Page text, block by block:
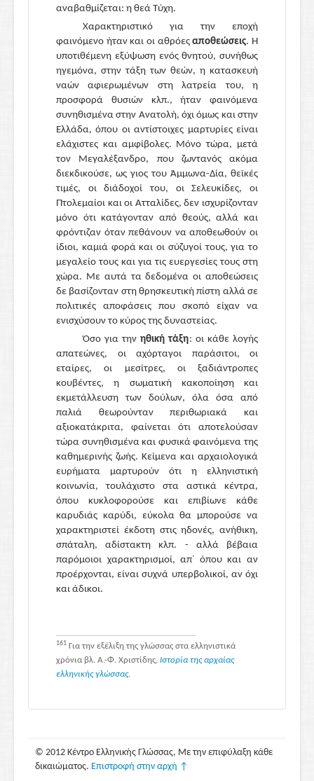
αναβαθμίζεται: η θεά Τύχη.
Χαρακτηριστικό για την εποχή
φαινόμενο ήταν και οι αθρόεςαποθεώσεις. Η
υποτιθέμενη εξύψωση ενός θνητού, συνήθως
ηγεμόνα, στην τάξη των θεών, η κατασκευή
ναών αφιερωμένων στη λατρεία του, η
προσφορά θυσιών κλπ., ήταν φαινόμενα
συνηθισμένα στην Ανατολή, όχι όμως και στην
Ελλάδα, όπου οι αντίστοιχες μαρτυρίες είναι
ελάχιστες και αμφίβολες. Μόνο τώρα, μετά
τον Μεγαλέξανδρο, που ζωντανός ακόμα
διεκδικούσε, ως γιος του Άμμωνα-Δία, θεϊκές
τιμές, οι διάδοχοί του, οι Σελευκίδες, οι
Πτολεμαίοι και οι Ατταλίδες, δεν ισχυρίζονταν
μόνο ότι κατάγονταν από θεούς, αλλά και
φρόντιζαν όταν πεθάνουν να αποθεωθούν οι
ίδιοι, καμιά φορά και οι σύζυγοί τους, για το
μεγαλείο τους και για τις ευεργεσίες τους στη
χώρα. Με αυτά τα δεδομένα οι αποθεώσεις
δε βασίζονταν στη θρησκευτική πίστη αλλά σε
πολιτικές αποφάσεις που σκοπό είχαν να
ενισχύσουν το κύρος της δυναστείας.
Όσο για τηνηθική τάξη: οι κάθε λογής
απατεώνες, οι αχόρταγοι παράσιτοι, οι
εταίρες, οι μεσίτρες, οι ξαδιάντροπες
κουβέντες, η σωματική κακοποίηση και
εκμετάλλευση των δούλων, όλα όσα από
παλιά θεωρούνταν περιθωριακά και
αξιοκατάκριτα, φαίνεται ότι αποτελούσαν
τώρα συνηθισμένα και φυσικά φαινόμενα της
καθημερινής ζωής. Κείμενα και αρχαιολογικά
ευρήματα μαρτυρούν ότι η ελληνιστική
κοινωνία, τουλάχιστο στα αστικά κέντρα,
όπου κυκλοφορούσε και επιβίωνε κάθε
καρυδιάς καρύδι, εύκολα θα μπορούσε να
χαρακτηριστεί έκδοτη στις ηδονές, ανήθικη,
σπάταλη, αδίστακτη κλπ. - αλλά βέβαια
παρόμοιοι χαρακτηρισμοί, απ᾽ όπου και αν
προέρχονται, είναι συχνά υπερβολικοί, αν όχι
και άδικοι.
161 Για την εξέλιξη της γλώσσας στα ελληνιστικά
χρόνια βλ. Α.-Φ. Χριστίδης, Ιστορία της αρχαίας
ελληνικής γλώσσας.
© 2012 Κέντρο Ελληνικής Γλώσσας, Με την επιφύλαξη κάθε
δικαιώματος. Επιστροφή στην αρχή ↑